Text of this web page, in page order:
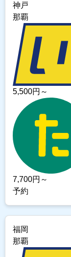
神戸
那覇
5,500円～
7,700円～
予約
福岡
那覇